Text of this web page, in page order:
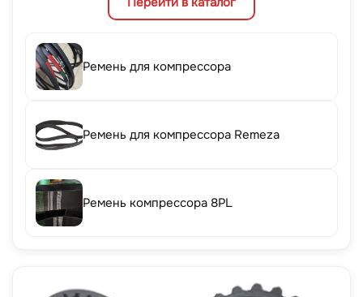
Ремень для компрессора
Ремень для компрессора Remeza
Ремень компрессора 8PL